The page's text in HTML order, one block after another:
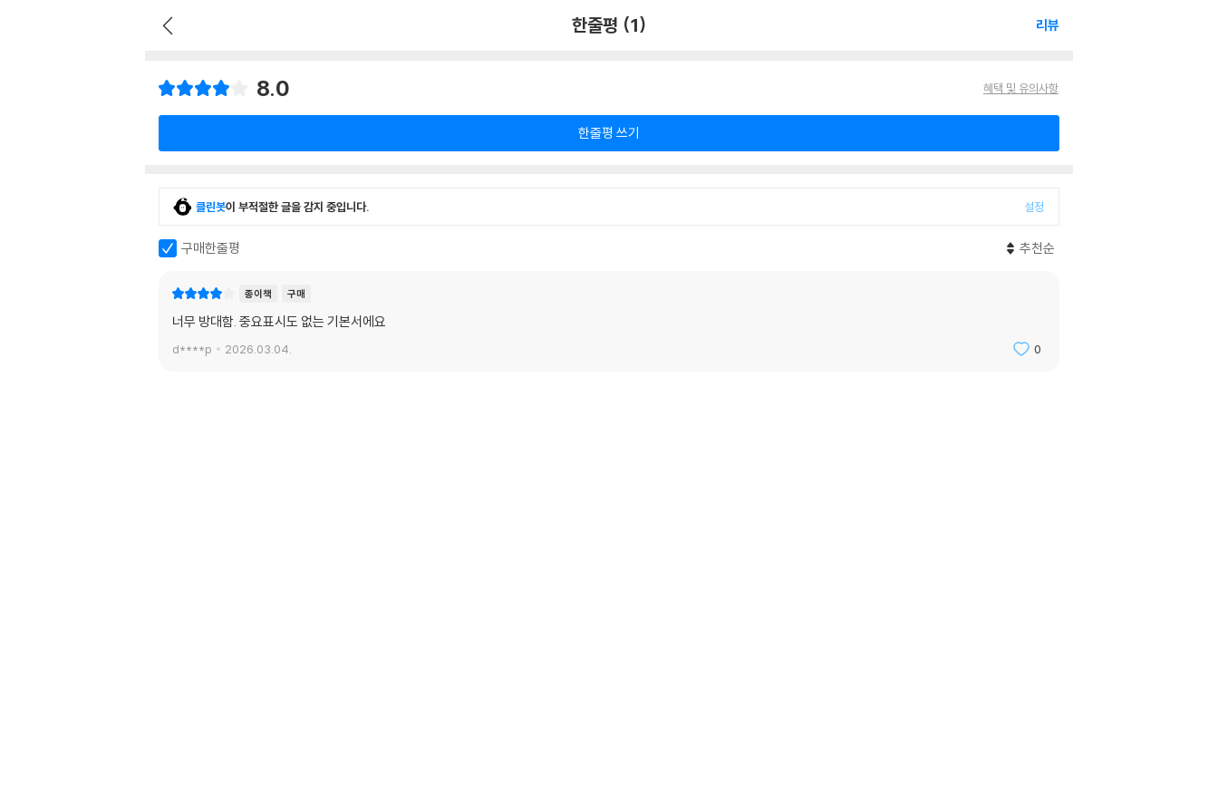
한줄평 (1) 리뷰
8.0 혜택 및 유의사항
한줄평 쓰기
클린봇이 부적절한 글을 감지 중입니다. 설정
구매한줄평 추천순
종이책 구매
너무 방대함. 중요표시도 없는 기본서에요
d****p 2026.03.04. 0